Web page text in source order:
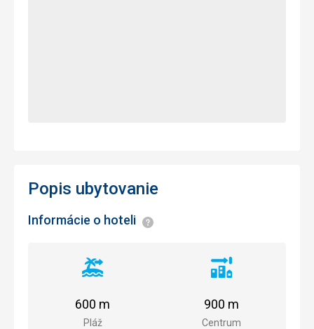
Popis ubytovanie
Informácie o hoteli Informácie
Vzdialenosť
pláže
Pláž
600 m
Vzdialenosť
centra
Centrum
900 m